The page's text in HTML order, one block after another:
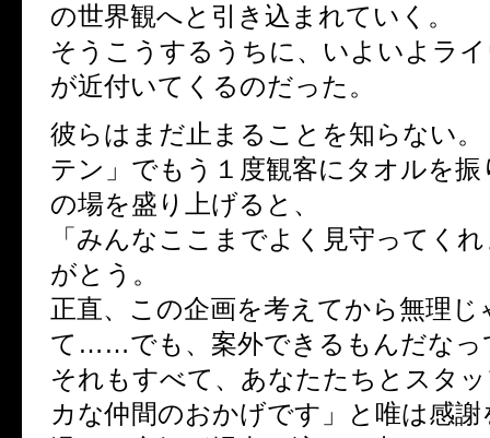
の世界観へと引き込まれていく。
そうこうするうちに、いよいよラ
が近付いてくるのだった。
彼らはまだ止まることを知らない
テン」でもう１度観客にタオルを
の場を盛り上げると、
「みんなここまでよく見守ってく
がとう。
正直、この企画を考えてから無理
て……でも、案外できるもんだなっ
それもすべて、あなたたちとスタ
カな仲間のおかげです」と唯は感